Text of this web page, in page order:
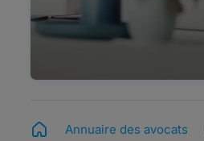
Annuaire des avocats